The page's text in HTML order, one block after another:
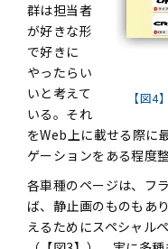
【図
群は担当者
が好きな形
で好きに
やったらい
いと考えて
いる。それ
をWeb上に載せる際に
ゲーションをある程度
各車種のページは、フ
ば、静止画のものもあ
えるためにスペシャル